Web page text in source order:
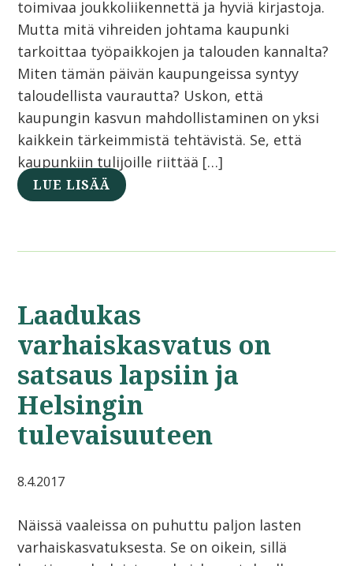
toimivaa joukkoliikennettä ja hyviä kirjastoja.
Mutta mitä vihreiden johtama kaupunki
tarkoittaa työpaikkojen ja talouden kannalta?
Miten tämän päivän kaupungeissa syntyy
taloudellista vaurautta? Uskon, että
kaupungin kasvun mahdollistaminen on yksi
kaikkein tärkeimmistä tehtävistä. Se, että
kaupunkiin tulijoille riittää […]
LUE LISÄÄ
Laadukas
varhaiskasvatus on
satsaus lapsiin ja
Helsingin
tulevaisuuteen
8.4.2017
Näissä vaaleissa on puhuttu paljon lasten
varhaiskasvatuksesta. Se on oikein, sillä